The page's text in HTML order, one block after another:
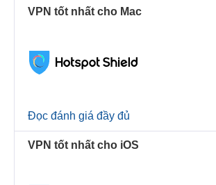
VPN tốt nhất cho Mac
Đọc đánh giá đầy đủ
VPN tốt nhất cho iOS